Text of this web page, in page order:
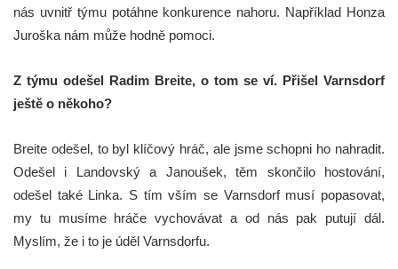
nás uvnitř týmu potáhne konkurence nahoru. Například Honza
Juroška nám může hodně pomoci.
Z týmu odešel Radim Breite, o tom se ví. Přišel Varnsdorf
ještě o někoho?
Breite odešel, to byl klíčový hráč, ale jsme schopni ho nahradit.
Odešel i Landovský a Janoušek, těm skončilo hostování,
odešel také Linka. S tím vším se Varnsdorf musí popasovat,
my tu musíme hráče vychovávat a od nás pak putují dál.
Myslím, že i to je úděl Varnsdorfu.